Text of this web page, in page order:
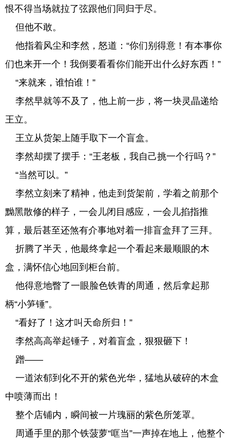
恨不得当场就拉了弦跟他们同归于尽。
但他不敢。
他指着风尘和李然，怒道：“你们别得意！有本事你
们也来开一个！我倒要看看你们能开出什么好东西！”
“来就来，谁怕谁！”
李然早就等不及了，他上前一步，将一块灵晶递给
王立。
王立从货架上随手取下一个盲盒。
李然却摆了摆手：“王老板，我自己挑一个行吗？”
“当然可以。”
李然立刻来了精神，他走到货架前，学着之前那个
黝黑散修的样子，一会儿闭目感应，一会儿掐指推
算，最后甚至还煞有介事地对着一排盲盒拜了三拜。
折腾了半天，他最终拿起一个看起来最顺眼的木
盒，满怀信心地回到柜台前。
他得意地瞥了一眼脸色铁青的周通，然后拿起那
柄“小笋锤”。
“看好了！这才叫天命所归！”
李然高高举起锤子，对着盲盒，狠狠砸下！
蹭——
一道浓郁到化不开的紫色光华，猛地从破碎的木盒
中喷薄而出！
整个店铺内，瞬间被一片瑰丽的紫色所笼罩。
周通手里的那个铁菠萝“哐当”一声掉在地上，他整个